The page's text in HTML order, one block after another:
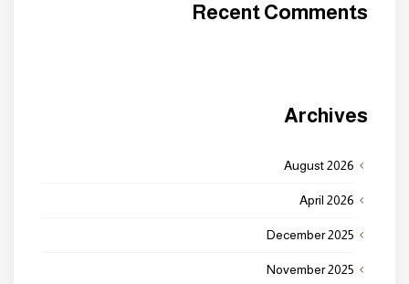
Recent Comments
Archives
August 2026
April 2026
December 2025
November 2025